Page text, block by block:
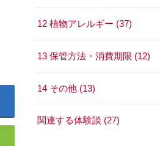
12 植物アレルギー (37)
13 保管方法・消費期限 (12)
14 その他 (13)
関連する体験談 (27)